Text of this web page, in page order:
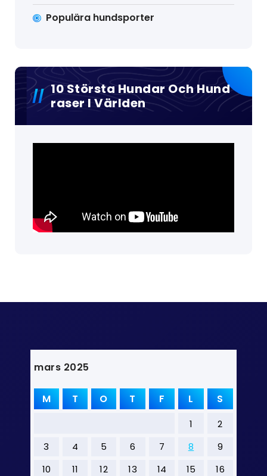
Populära hundsporter
10 Största Hundar Och Hund
Raser I Världen
mars 2025
M T O T F L S
1
2
3
4 5 6 7 8
9
10
11 12 13 14 15
16